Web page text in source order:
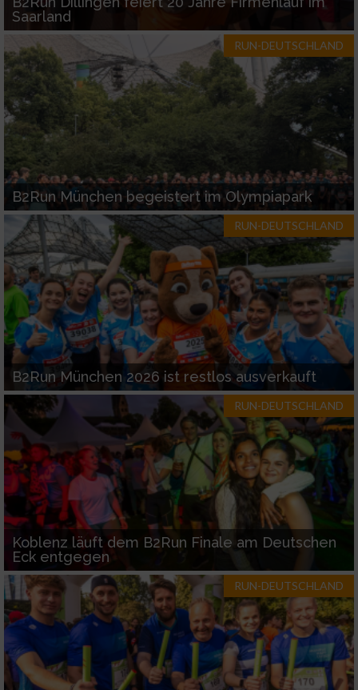
Saarland
RUN-DEUTSCHLAND
B2Run München begeistert im Olympiapark
RUN-DEUTSCHLAND
B2Run München 2026 ist restlos ausverkauft
RUN-DEUTSCHLAND
Koblenz läuft dem B2Run Finale am Deutschen
Eck entgegen
RUN-DEUTSCHLAND
Informationen identifizieren
Nicht-IAB-Verarbeitungszwecke:
Notwendig
Performance
Funktional
Werbung